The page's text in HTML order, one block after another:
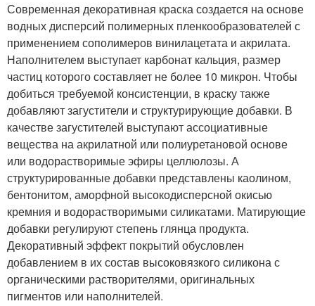
Современная декоративная краска создается на основе
водных дисперсий полимерных пленкообразователей с
применением сополимеров винилацетата и акрилата.
Наполнителем выступает карбонат кальция, размер
частиц которого составляет не более 10 микрон. Чтобы
добиться требуемой консистенции, в краску также
добавляют загустители и структурирующие добавки. В
качестве загустителей выступают ассоциативные
вещества на акрилатной или полиуретановой основе
или водорастворимые эфиры целлюлозы. А
структурированные добавки представлены каолином,
бентонитом, аморфной высокодисперсной окисью
кремния и водорастворимыми силикатами. Матирующие
добавки регулируют степень глянца продукта.
Декоративный эффект покрытий обусловлен
добавлением в их состав высоковязкого силикона с
органическими растворителями, оригинальных
пигментов или наполнителей.